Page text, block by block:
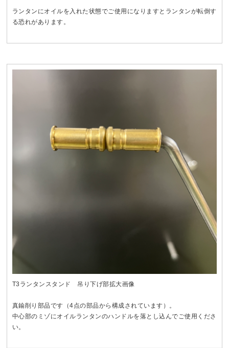
ランタンにオイルを入れた状態でご使用になりますとランタンが転倒す
る恐れがあります。
T3ランタンスタンド 吊り下げ部拡大画像
真鍮削り部品です（4点の部品から構成されています）。
中心部のミゾにオイルランタンのハンドルを落とし込んでご使用くださ
い。